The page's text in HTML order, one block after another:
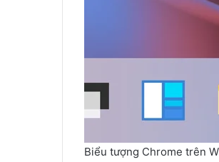
Biểu tượng Chrome trên